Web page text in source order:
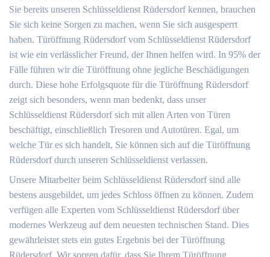
Sie bereits unseren Schlüsseldienst Rüdersdorf kennen, brauchen
Sie sich keine Sorgen zu machen, wenn Sie sich ausgesperrt
haben. Türöffnung Rüdersdorf vom Schlüsseldienst Rüdersdorf
ist wie ein verlässlicher Freund, der Ihnen helfen wird. In 95% der
Fälle führen wir die Türöffnung ohne jegliche Beschädigungen
durch. Diese hohe Erfolgsquote für die Türöffnung Rüdersdorf
zeigt sich besonders, wenn man bedenkt, dass unser
Schlüsseldienst Rüdersdorf sich mit allen Arten von Türen
beschäftigt, einschließlich Tresoren und Autotüren. Egal, um
welche Tür es sich handelt, Sie können sich auf die Türöffnung
Rüdersdorf durch unseren Schlüsseldienst verlassen.
Unsere Mitarbeiter beim Schlüsseldienst Rüdersdorf sind alle
bestens ausgebildet, um jedes Schloss öffnen zu können. Zudem
verfügen alle Experten vom Schlüsseldienst Rüdersdorf über
modernes Werkzeug auf dem neuesten technischen Stand. Dies
gewährleistet stets ein gutes Ergebnis bei der Türöffnung
Rüdersdorf. Wir sorgen dafür, dass Sie Ihrem Türöffnung